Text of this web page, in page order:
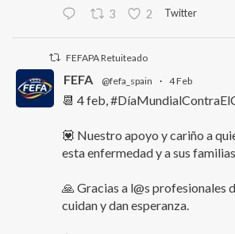
3 2 Twitter
FEFAPA Retuiteado
FEFA @fefa_spain · 4 Feb
📆 4 feb,
💟 Nuestro apoyo y cariño a
esta enfermedad y a sus
🙏 Gracias a l@s profesionales
cuidan y dan esperanza.